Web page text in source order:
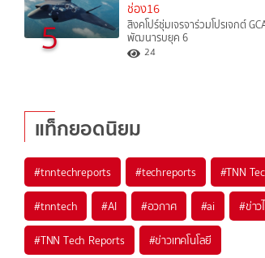
5
ช่อง16
สิงคโปร์ซุ่มเจรจาร่วมโปรเจกต์
พัฒนารบยุค 6
24
แท็กยอดนิยม
#tnntechreports #techreports #TNN
#tnntech #AI #อวกาศ #ai #ข่าว
#TNN Tech Reports #ข่าวเทคโนโลยี